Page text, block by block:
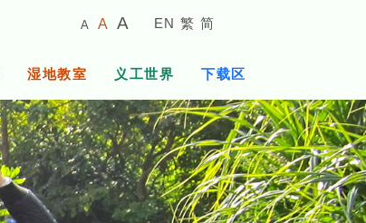
A
较
A
预
字
体
大
小
A
的
字
体
EN 繁 简
湿地教室 义工世界 下载区